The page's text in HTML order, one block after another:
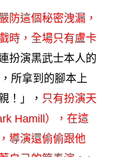
防這個秘密洩漏，
時，全場只有盧卡
扮演黑武士本人的
所拿到的腳本上
！」， 只有扮演天
Hamill），在這
導演還偷偷跟他